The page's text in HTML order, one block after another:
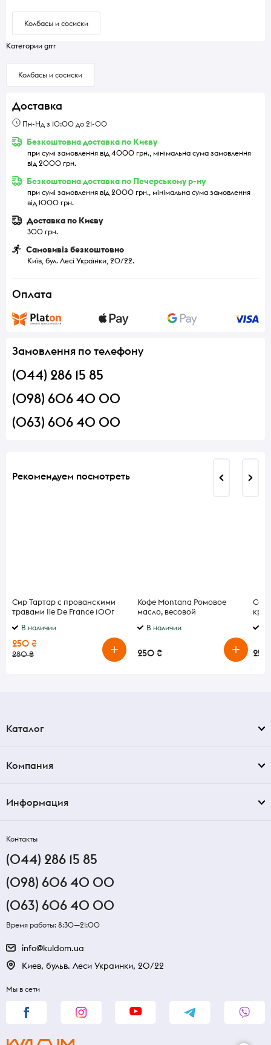
Колбасы и сосиски
Категории grrr
Колбасы и сосиски
Доставка
Пн-Нд з 10:00 до 21-00
Безкоштовна доставка по Києву
при сумі замовлення від 4000 грн., мінімальна сума замовлення
від 2000 грн.
Безкоштовна доставка по Печерському р-ну
при сумі замовлення від 2000 грн., мінімальна сума замовлення
від 1000 грн.
Доставка по Києву
300 грн.
Самовивіз безкоштовно
Київ, бул. Лесі Українки, 20/22.
Оплата
Замовлення по телефону
(044) 286 15 85
(098) 606 40 00
(063) 606 40 00
Рекомендуем посмотреть
Сир Тартар с прованскими
травами Ile De France 100г
В наличии
250 ₴
280 ₴
Кофе Montana Ромовое
масло, весовой
В наличии
250 ₴
Каталог
Компания
Информация
Контакты
(044) 286 15 85
(098) 606 40 00
(063) 606 40 00
Время работы: 8:30—21:00
info@kuldom.ua
Киев, бульв. Леси Украинки, 20/22
Мы в сети